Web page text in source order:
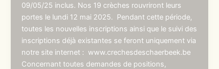
09/05/25 inclus. Nos 19 crèches rouvriront leurs
portes le lundi 12 mai 2025. Pendant cette période,
toutes les nouvelles inscriptions ainsi que le suivi des
inscriptions déjà existantes se feront uniquement via
notre site internet : www.crechesdeschaerbeek.be
Concernant toutes demandes de positions,